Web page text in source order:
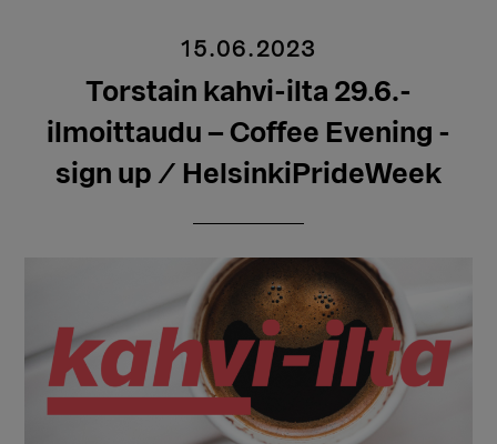
15.06.2023
Torstain kahvi-ilta 29.6.-
ilmoittaudu – Coffee Evening -
sign up / HelsinkiPrideWeek